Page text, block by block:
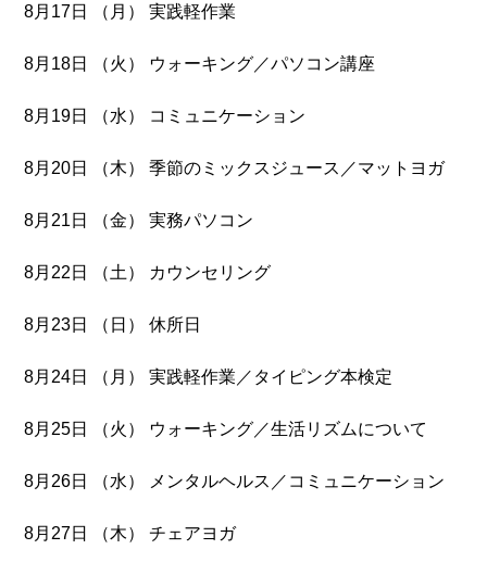
8月17日 （月） 実践軽作業
8月18日 （火） ウォーキング／パソコン講座
8月19日 （水） コミュニケーション
8月20日 （木） 季節のミックスジュース／マットヨガ
8月21日 （金） 実務パソコン
8月22日 （土） カウンセリング
8月23日 （日） 休所日
8月24日 （月） 実践軽作業／タイピング本検定
8月25日 （火） ウォーキング／生活リズムについて
8月26日 （水） メンタルヘルス／コミュニケーション
8月27日 （木） チェアヨガ